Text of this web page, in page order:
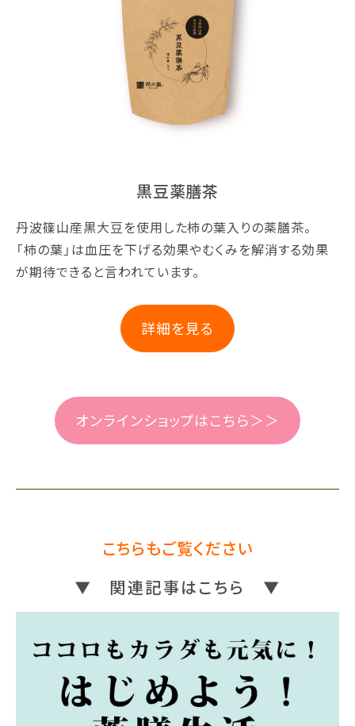
黒豆薬膳茶
丹波篠山産黒大豆を使用した柿の葉入りの薬膳茶。
「柿の葉」は血圧を下げる効果やむくみを解消する効果
が期待できると言われています。
詳細を見る
オンラインショップはこちら＞＞
こちらもご覧ください
▼ 関連記事はこちら ▼